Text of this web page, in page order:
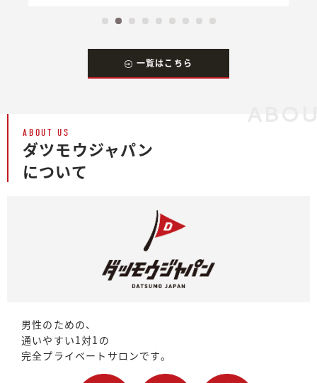
一覧はこちら
ABOUT US
ダツモウジャパン
について
男性のための、
通いやすい1対1の
完全プライベートサロンです。